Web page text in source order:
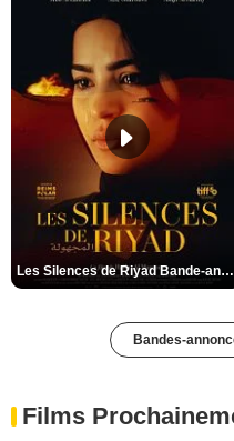
Les Silences de Riyad Bande-annonce VO STFR
Bandes-
Films